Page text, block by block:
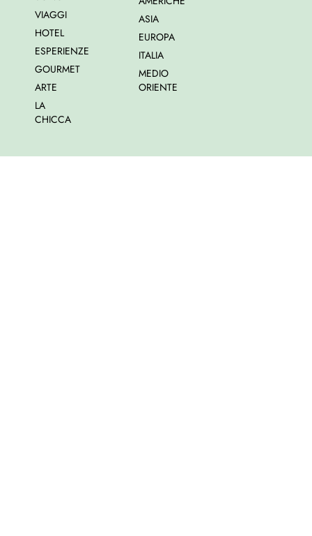
VIAGGI
HOTEL
ESPERIENZE
GOURMET
ARTE
LA
CHICCA
ASIA
EUROPA
ITALIA
MEDIO
ORIENTE